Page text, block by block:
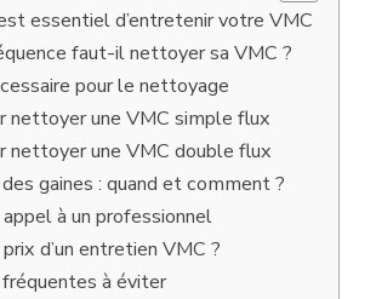
essentiel d’entretenir votre VMC
faut-il nettoyer sa VMC ?
pour le nettoyage
nettoyer une VMC simple flux
nettoyer une VMC double flux
gaines : quand et comment ?
à un professionnel
d’un entretien VMC ?
à éviter